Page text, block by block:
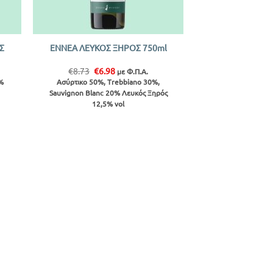
ΕΝΝΕΑ ΛΕΥΚΟΣ ΞΗΡΟΣ 750ml
€8.73 Original
price
was:
€8.73.
€6.98Η
τρέχουσα
τιμή
είναι:
€6.98.
με Φ.Π.Α.
Ασύρτικο 50%, Trebbiano 30%,
Sauvignon Blanc 20% Λευκός Ξηρός
12,5% vol